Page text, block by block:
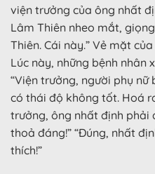
viện trưởng của ông nhất
Lâm Thiên nheo mắt,
Thiên. Cái này.” Vẻ mặt
Lúc này, những bệnh nhân
“Viện trưởng, người phụ
có thái độ không tốt. Hoá
trưởng, ông nhất định phải
thoả đáng!” “Đúng, nhất
thích!”